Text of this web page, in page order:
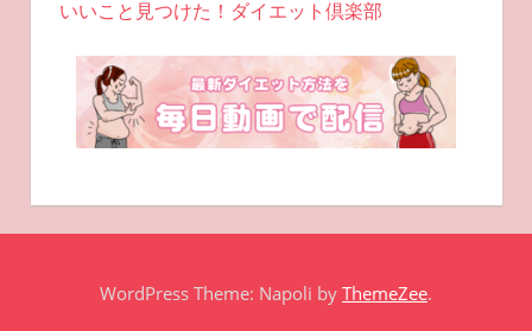
いいこと見つけた！ダイエット倶楽部
WordPress Theme: Napoli by ThemeZee.